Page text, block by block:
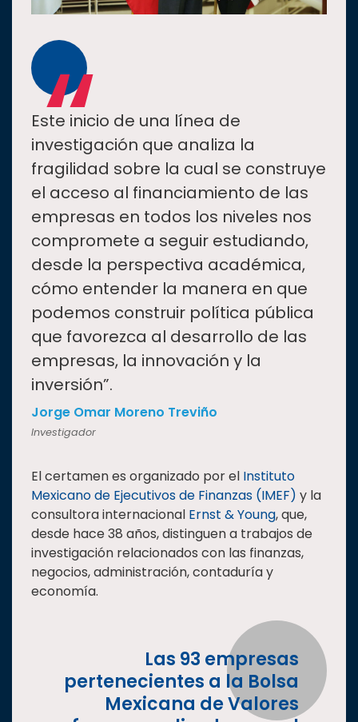
“
Este inicio de una línea de
investigación que analiza la
fragilidad sobre la cual se construye
el acceso al financiamiento de las
empresas en todos los niveles nos
compromete a seguir estudiando,
desde la perspectiva académica,
cómo entender la manera en que
podemos construir política pública
que favorezca al desarrollo de las
empresas, la innovación y la
inversión”.
Jorge Omar Moreno Treviño
Investigador
El certamen es organizado por el Instituto
Mexicano de Ejecutivos de Finanzas (IMEF) y la
consultora internacional Ernst & Young, que,
desde hace 38 años, distinguen a trabajos de
investigación relacionados con las finanzas,
negocios, administración, contaduría y
economía.
Las 93 empresas
pertenecientes a la Bolsa
Mexicana de Valores